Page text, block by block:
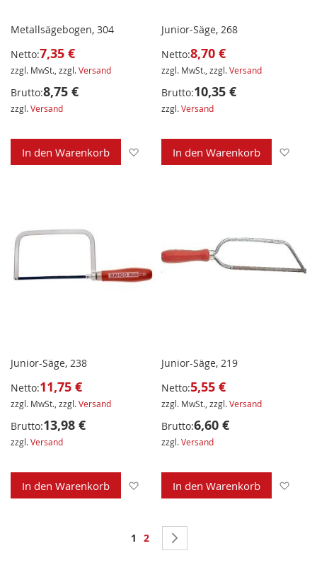
Metallsägebogen, 304
Netto:7,35 €
zzgl. MwSt., zzgl.Versand
Brutto:8,75 €
zzgl.Versand
In den Warenkorb Zur Wunschliste hinzufügen
Junior-Säge, 268
Netto:8,70 €
zzgl. MwSt., zzgl.Versand
Brutto:10,35 €
zzgl.Versand
In den Warenkorb
Junior-Säge, 238
Netto:11,75 €
zzgl. MwSt., zzgl.Versand
Brutto:13,98 €
zzgl.Versand
In den Warenkorb Zur Wunschliste hinzufügen
Junior-Säge, 219
Netto:5,55 €
zzgl. MwSt., zzgl.Versand
Brutto:6,60 €
zzgl.Versand
In den Warenkorb
Seite
Sie lesen gerade Seite
1 Seite
2